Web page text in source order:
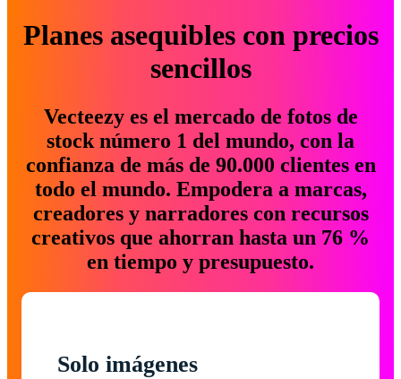
Planes asequibles con precios
sencillos
Vecteezy es el mercado de fotos de
stock número 1 del mundo, con la
confianza de más de 90.000 clientes en
todo el mundo. Empodera a marcas,
creadores y narradores con recursos
creativos que ahorran hasta un 76 %
en tiempo y presupuesto.
Solo imágenes